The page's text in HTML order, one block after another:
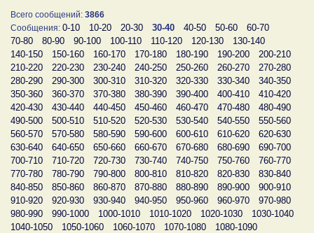
Всего сообщений: 3866
Сообщения: 0-10 10-20 20-30 30-40 40-50 50-60
60-70
70-80
80-90 90-100 100-110 110-120 120-130
130-140
140-150
150-160 160-170 170-180 180-190 190-200
200-210
210-220
220-230 230-240 240-250 250-260 260-270
270-280
280-290
290-300 300-310 310-320 320-330 330-340
340-350
350-360
360-370 370-380 380-390 390-400 400-410
410-420
420-430
430-440 440-450 450-460 460-470 470-480
480-490
490-500
500-510 510-520 520-530 530-540 540-550
550-560
560-570
570-580 580-590 590-600 600-610 610-620
620-630
630-640
640-650 650-660 660-670 670-680 680-690
690-700
700-710
710-720 720-730 730-740 740-750 750-760
760-770
770-780
780-790 790-800 800-810 810-820 820-830
830-840
840-850
850-860 860-870 870-880 880-890 890-900
900-910
910-920
920-930 930-940 940-950 950-960 960-970
970-980
980-990
990-1000 1000-1010 1010-1020 1020-1030
1030-1040
1040-1050
1050-1060 1060-1070 1070-1080
1080-1090